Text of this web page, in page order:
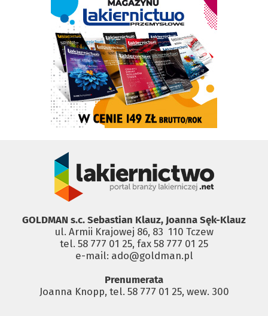
GOLDMAN s.c. Sebastian Klauz, Joanna Sęk-Klauz
ul. Armii Krajowej 86, 83 ­ 110 Tczew
tel. 58 777 01 25, fax 58 777 01 25
e-mail: ado@goldman.pl
Prenumerata
Joanna Knopp, tel. 58 777 01 25, wew. 300